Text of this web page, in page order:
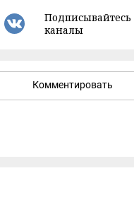
каналы
Комментировать